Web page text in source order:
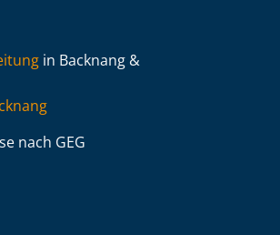
in Backnang &
nach GEG